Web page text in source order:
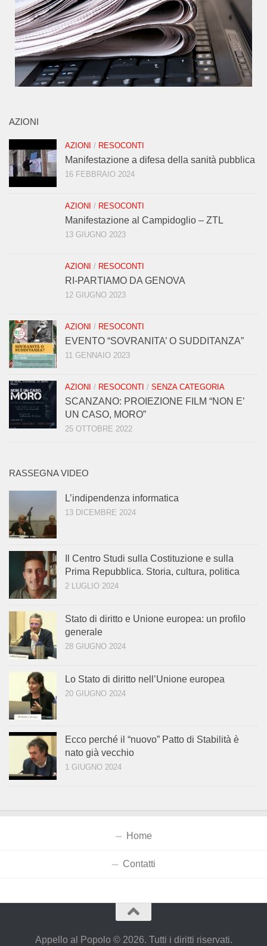
AZIONI
AZIONI / RESOCONTI
Manifestazione a difesa della sanità pubblica
16 FEBBRAIO 2024
AZIONI / RESOCONTI
Manifestazione al Campidoglio – ZTL
13 GIUGNO 2023
AZIONI / RESOCONTI
RI-PARTIAMO DA GENOVA
12 GIUGNO 2023
AZIONI / RESOCONTI
EVENTO “SOVRANITA’ O SUDDITANZA”
11 GENNAIO 2023
AZIONI / RESOCONTI / SENZA CATEGORIA
SCANZANO: PROIEZIONE FILM “NON E’
UN CASO, MORO”
25 OTTOBRE 2022
RASSEGNA VIDEO
L’indipendenza informatica
13 DICEMBRE 2024
Il Centro Studi sulla Costituzione e sulla
Prima Repubblica. Storia, cultura, politica
2 LUGLIO 2024
Stato di diritto e Unione europea: un profilo
generale
28 GIUGNO 2024
Lo Stato di diritto nell’Unione europea
20 GIUGNO 2024
Ecco perché il “nuovo” Patto di Stabilità è
nato già vecchio
1 GIUGNO 2024
Home
Contatti
Appello al Popolo © 2026. Tutti i diritti riservati.